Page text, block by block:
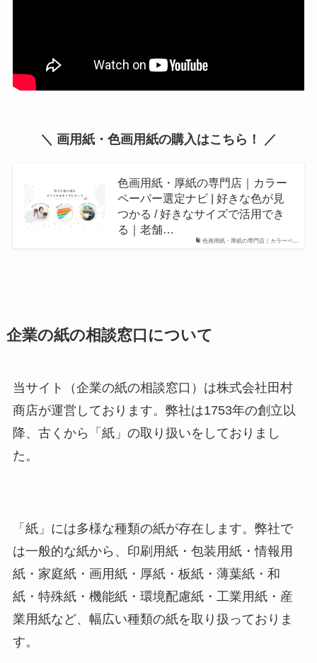
＼ 画用紙・色画用紙の購入はこちら！ ／
色画用紙・厚紙の専門店｜カラーペ…
色画用紙・厚紙の専門店｜カラー
ペーパー選定ナビ | 好きな色が見
つかる / 好きなサイズで活用でき
る｜老舗…
企業の紙の相談窓口について
当サイト（企業の紙の相談窓口）は株式会社田村
商店が運営しております。弊社は1753年の創立以
降、古くから「紙」の取り扱いをしておりまし
た。
「紙」には多様な種類の紙が存在します。弊社で
は一般的な紙から、印刷用紙・包装用紙・情報用
紙・家庭紙・画用紙・厚紙・板紙・薄葉紙・和
紙・特殊紙・機能紙・環境配慮紙・工業用紙・産
業用紙など、幅広い種類の紙を取り扱っておりま
す。